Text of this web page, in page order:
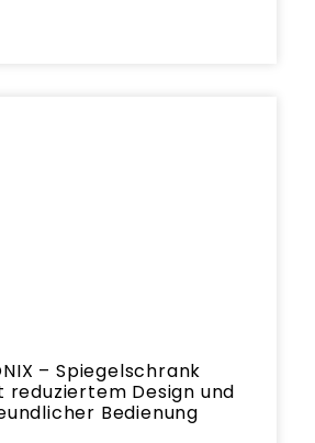
– Spiegelschrank
Design und
Bedienung